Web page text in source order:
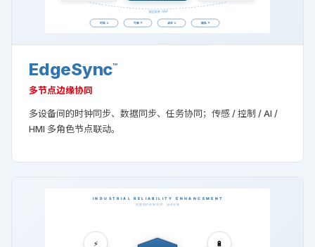
EdgeSync™
多节点边缘协同
多设备间的时钟同步、数据同步、任务协同；传感 / 控制 / AI /
HMI 多角色节点联动。